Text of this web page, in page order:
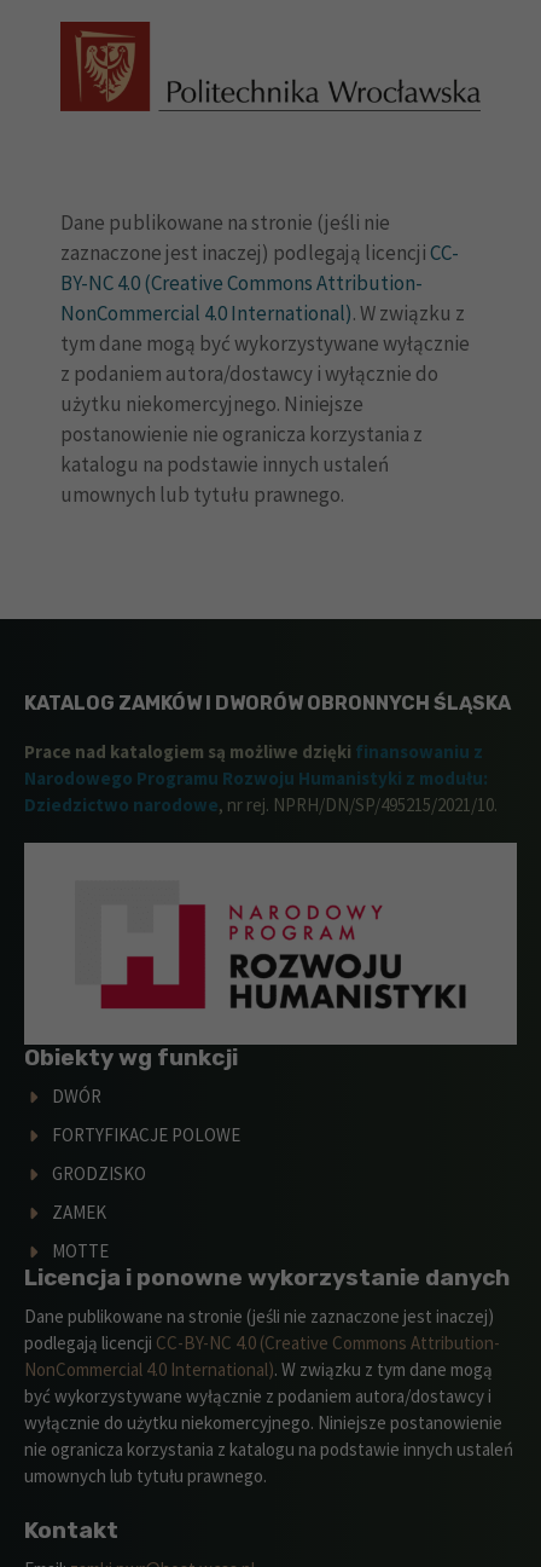
Dane publikowane na stronie (jeśli nie
zaznaczone jest inaczej) podlegają licencjiCC-
BY-NC 4.0 (Creative Commons Attribution-
NonCommercial 4.0 International). W związku z
tym dane mogą być wykorzystywane wyłącznie
z podaniem autora/dostawcy i wyłącznie do
użytku niekomercyjnego. Niniejsze
postanowienie nie ogranicza korzystania z
katalogu na podstawie innych ustaleń
umownych lub tytułu prawnego.
KATALOG ZAMKÓW I DWORÓW OBRONNYCH ŚLĄSKA
Prace nad katalogiem są możliwe dzięki finansowaniu z
Narodowego Programu Rozwoju Humanistyki z modułu:
Dziedzictwo narodowe, nr rej. NPRH/DN/SP/495215/2021/10.
Obiekty wg funkcji
DWÓR
FORTYFIKACJE POLOWE
GRODZISKO
ZAMEK
MOTTE
Licencja i ponowne wykorzystanie danych
Dane publikowane na stronie (jeśli nie zaznaczone jest inaczej)
podlegają licencji CC-BY-NC 4.0 (Creative Commons Attribution-
NonCommercial 4.0 International). W związku z tym dane mogą
być wykorzystywane wyłącznie z podaniem autora/dostawcy i
wyłącznie do użytku niekomercyjnego. Niniejsze postanowienie
nie ogranicza korzystania z katalogu na podstawie innych ustaleń
umownych lub tytułu prawnego.
Kontakt